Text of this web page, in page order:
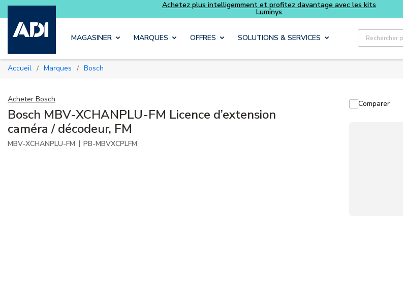
Skip to main content
Achetez plus intelligemment et profitez davantage avec les kits
MAGASINER MARQUES OFFRES SOLUTIONS & SERVICES
Recherche
Accueil / Marques / Bosch
Acheter Bosch
Bosch MBV-XCHANPLU-FM Licence d’extension
caméra / décodeur, FM
MBV-XCHANPLU-FM | PB-MBVXCPLFM
Comparer